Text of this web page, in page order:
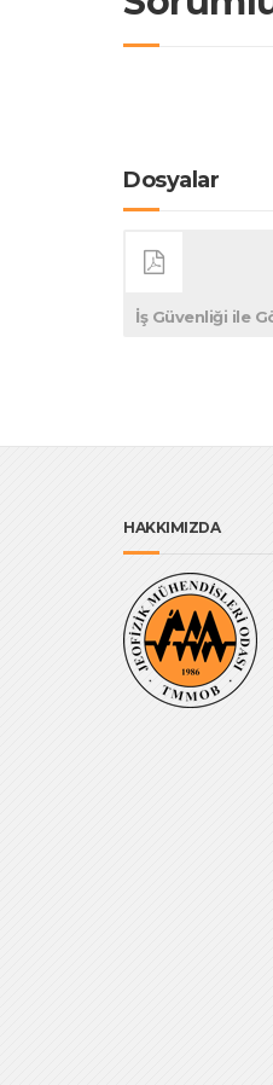
Dosyalar
İş Güvenliği ile
HAKKIMIZDA